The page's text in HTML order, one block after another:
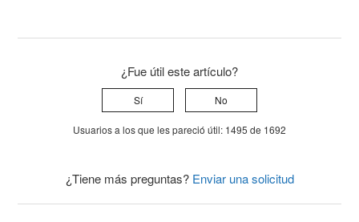
¿Fue útil este artículo?
Sí No
Usuarios a los que les pareció útil: 1495 de 1692
¿Tiene más preguntas? Enviar una solicitud